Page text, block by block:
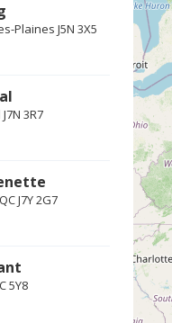
Plaines J5N 3X5
3R7
J7Y 2G7
5Y8